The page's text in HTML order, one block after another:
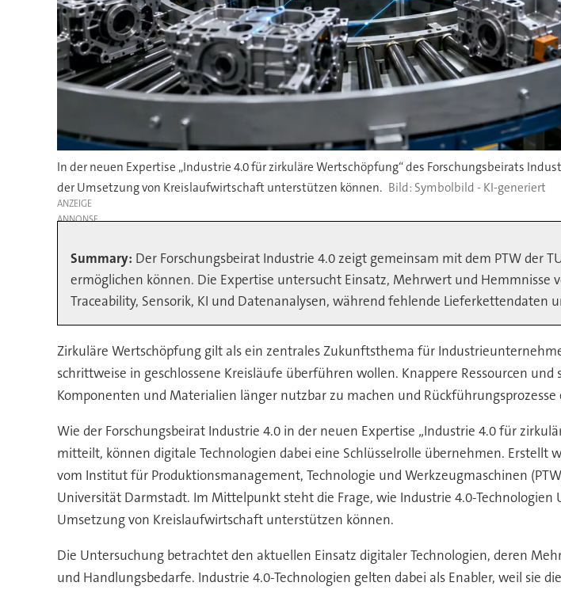
In der neuen Expertise „Industrie 4.0 für zirkuläre Wertschöpfung“ des Forschungsbeirats
der Umsetzung von Kreislaufwirtschaft unterstützen können.
Symbolbild - KI-generiert
ANZEIGE
Summary: Der Forschungsbeirat Industrie 4.0 zeigt gemeinsam mit dem PTW der
ermöglichen können. Die Expertise untersucht Einsatz, Mehrwert und Hemmnisse
Traceability, Sensorik, KI und Datenanalysen, während fehlende Lieferkettendaten
Zirkuläre Wertschöpfung gilt als ein zentrales Zukunftsthema für
schrittweise in geschlossene Kreisläufe überführen wollen. Knappere Ressourcen
Komponenten und Materialien länger nutzbar zu machen und
Wie der Forschungsbeirat Industrie 4.0 in der neuen Expertise „Industrie 4.0 für
mitteilt, können digitale Technologien dabei eine Schlüsselrolle übernehmen. Erstellt
vom Institut für Produktionsmanagement, Technologie und Werkzeugmaschinen
Universität Darmstadt. Im Mittelpunkt steht die Frage, wie Industrie 4.0-Technologien
Umsetzung von Kreislaufwirtschaft unterstützen können.
Die Untersuchung betrachtet den aktuellen Einsatz digitaler Technologien, deren
und Handlungsbedarfe. Industrie 4.0-Technologien gelten dabei als Enabler, weil sie